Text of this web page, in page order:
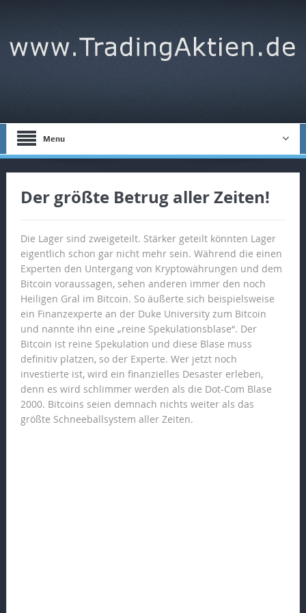
Menu
Der größte Betrug aller Zeiten!
Die Lager sind zweigeteilt. Stärker geteilt könnten Lager
eigentlich schon gar nicht mehr sein. Während die einen
Experten den Untergang von Kryptowährungen und dem
Bitcoin voraussagen, sehen anderen immer den noch
Heiligen Gral im Bitcoin. So äußerte sich beispielsweise
ein Finanzexperte an der Duke University zum Bitcoin
und nannte ihn eine „reine Spekulationsblase“. Der
Bitcoin ist reine Spekulation und diese Blase muss
definitiv platzen, so der Experte. Wer jetzt noch
investierte ist, wird ein finanzielles Desaster erleben,
denn es wird schlimmer werden als die Dot-Com Blase
2000. Bitcoins seien demnach nichts weiter als das
größte Schneeballsystem aller Zeiten.